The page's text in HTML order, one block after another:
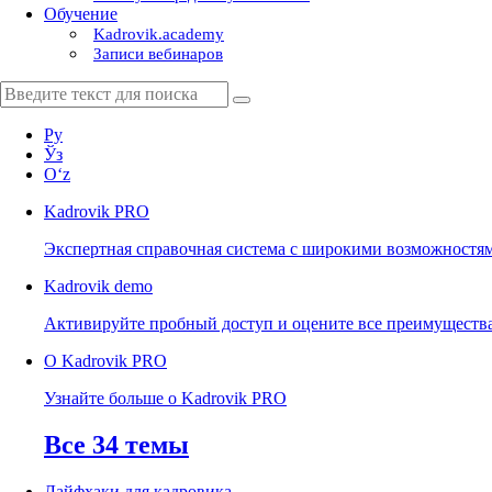
Обучение
Kadrovik.academy
Записи вебинаров
Ру
Ўз
Oʻz
Kadrovik PRO
Экспертная справочная система с широкими
Kadrovik demo
Активируйте пробный доступ и оцените все
О Kadrovik PRO
Узнайте больше о Kadrovik PRO
Все 34 темы